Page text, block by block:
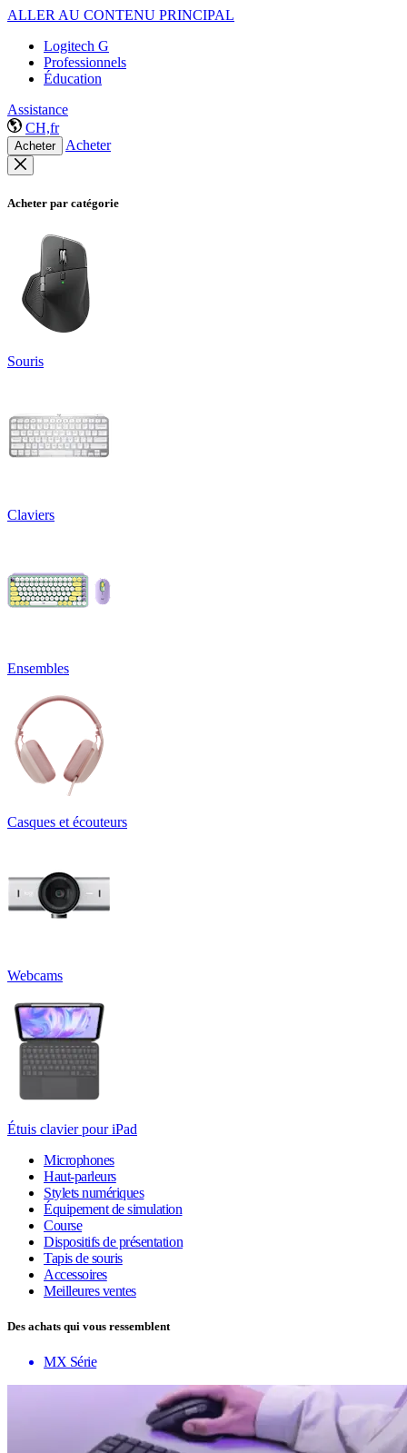
ALLER AU CONTENU PRINCIPAL
Logitech G
Professionnels
Éducation
Assistance
CH,fr
Acheter Acheter
Acheter par catégorie
Souris
Claviers
Ensembles
Casques et écouteurs
Webcams
Étuis clavier pour iPad
Microphones
Haut-parleurs
Stylets numériques
Équipement de simulation
Course
Dispositifs de présentation
Tapis de souris
Accessoires
Meilleures ventes
Des achats qui vous ressemblent
MX Série